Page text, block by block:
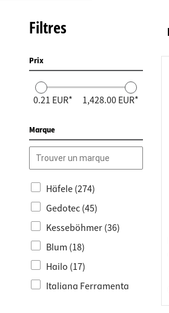
Filtres
Prix
0.21 EUR* 1,428.00 EUR*
Marque
Häfele (274)
Gedotec (45)
Kesseböhmer (36)
Blum (18)
Hailo (17)
Italiana Ferramenta